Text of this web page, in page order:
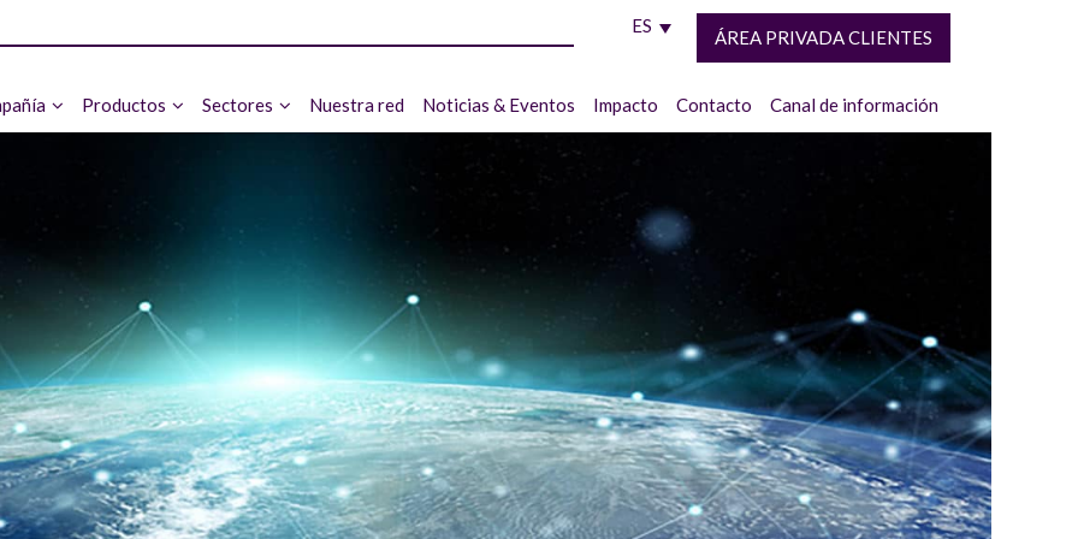
ES
ÁREA PRIVADA CLIENTES
Productos Sectores Nuestra red Noticias & Eventos Impacto Contacto Canal de información